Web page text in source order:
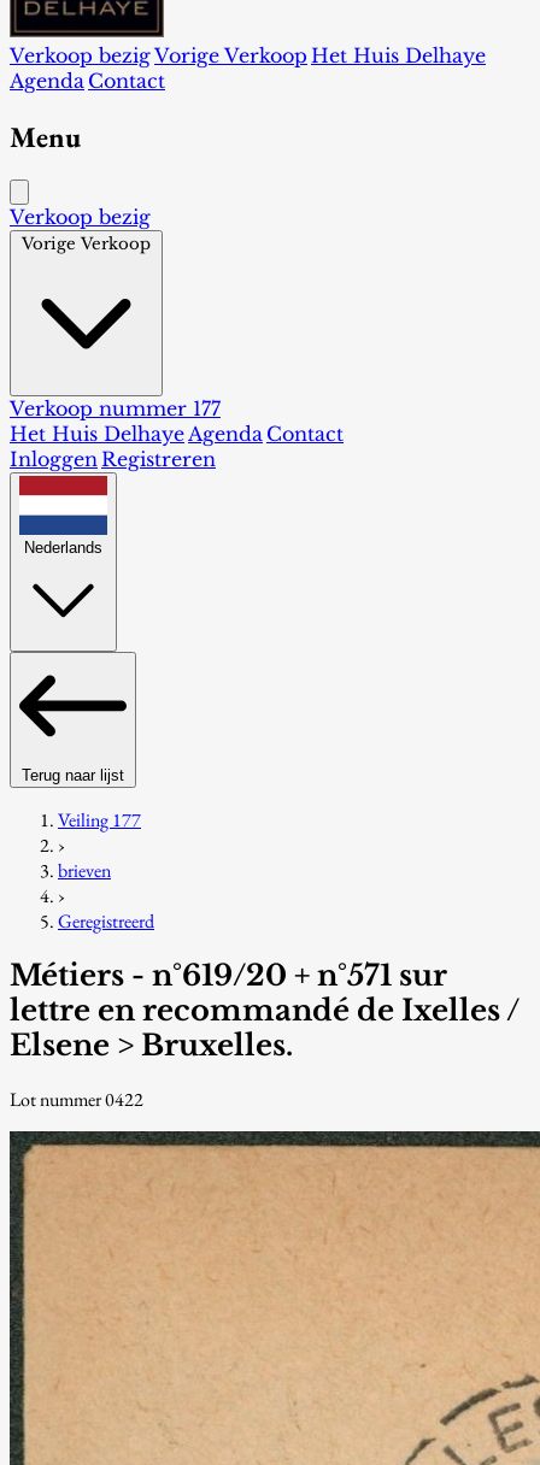
Verkoop bezigVorige Verkoop Het Huis Delhaye
Agenda Contact
Menu
Verkoop bezig
Vorige Verkoop
Verkoop nummer 177
Het Huis DelhayeAgenda Contact
InloggenRegistreren
Nederlands
Terug naar lijst
Veiling 177
›
brieven
›
Geregistreerd
Métiers - n°619/20 + n°571 sur
lettre en recommandé de Ixelles /
Elsene > Bruxelles.
Lot nummer 0422